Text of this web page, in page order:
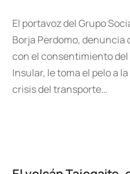
El portavoz del Grupo
Borja Perdomo, denuncia
con el consentimiento
Insular, le toma el pelo a
crisis del transporte…